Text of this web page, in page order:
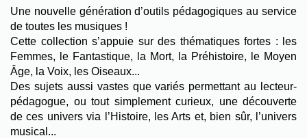
Une nouvelle génération d’outils pédagogiques au service
de toutes les musiques !
Cette collection s’appuie sur des thématiques fortes : les
Femmes, le Fantastique, la Mort, la Préhistoire, le Moyen
Âge, la Voix, les Oiseaux...
Des sujets aussi vastes que variés permettant au lecteur-
pédagogue, ou tout simplement curieux, une découverte
de ces univers via l’Histoire, les Arts et, bien sûr, l’univers
musical...